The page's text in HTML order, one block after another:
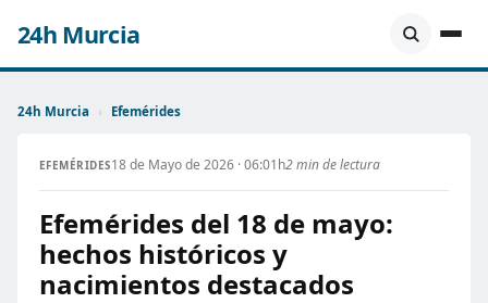
24h Murcia
24h Murcia › Efemérides
EFEMÉRIDES18 de Mayo de 2026 · 06:01h2 min de lectura
Efemérides del 18 de mayo:
hechos históricos y
nacimientos destacados